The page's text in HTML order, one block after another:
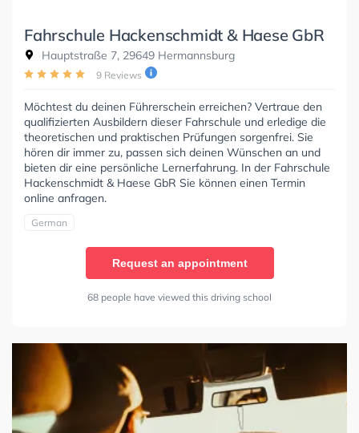
Fahrschule Hackenschmidt & Haese GbR
Hauptstraße 7, 29649 Hermannsburg
9 Reviews
Möchtest du deinen Führerschein erreichen? Vertraue den
qualifizierten Ausbildern dieser Fahrschule und erledige die
theoretischen und praktischen Prüfungen sorgenfrei. Sie
hören dir immer zu, passen sich deinen Wünschen an und
bieten dir eine persönliche Lernerfahrung. In der Fahrschule
Hackenschmidt & Haese GbR Sie können einen Termin
online anfragen.
German
Request an appointment
68 people have viewed this driving school